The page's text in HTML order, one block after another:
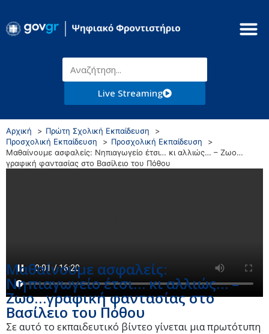
Live Streaming
Αρχική
Πρώτη Σχολική Εκπαίδευση
Προσχολική Εκπαίδευση
Προσχολική Εκπαίδευση
Μαθαίνουμε ασφαλείς: Νηπιαγωγείο έτσι… κι αλλιώς… – Ζωο…
γραφική φαντασίας στο Βασίλειο του Πόθου
Μαθαίνουμε ασφαλείς:
Νηπιαγωγείο έτσι… κι αλλιώς… –
Ζωο…γραφική φαντασίας στο
Βασίλειο του Πόθου
Σε αυτό το εκπαιδευτικό βίντεο γίνεται μια πρωτότυπη